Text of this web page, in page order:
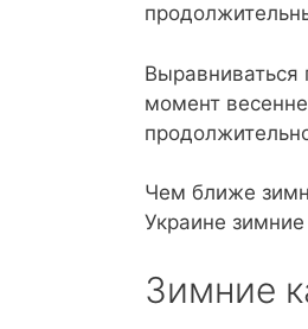
Выравниваться
момент
Чем ближе
Украине
Зимние